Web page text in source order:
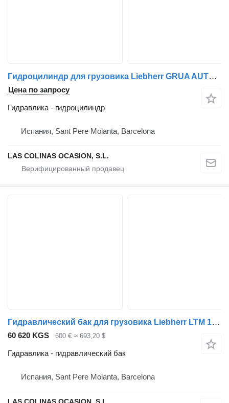
Гидроцилиндр для грузовика Liebherr GRUA AUTOPROPULSADA
Цена по запросу
Гидравлика - гидроцилиндр
Испания, Sant Pere Molanta, Barcelona
LAS COLINAS OCASION, S.L.
Гидравлический бак для грузовика Liebherr LTM 1060
60 620 KGS 600 € ≈ 693,20 $
Гидравлика - гидравлический бак
Испания, Sant Pere Molanta, Barcelona
LAS COLINAS OCASION, S.L.